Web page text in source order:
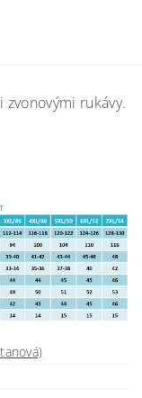
rukávy.